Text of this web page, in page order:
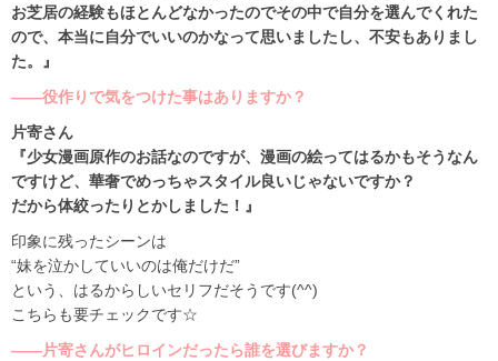
お芝居の経験もほとんどなかったのでその中で自分を選んでくれた
ので、本当に自分でいいのかなって思いましたし、不安もありまし
た。』
――役作りで気をつけた事はありますか？
片寄さん
『少女漫画原作のお話なのですが、漫画の絵ってはるかもそうなん
ですけど、華奢でめっちゃスタイル良いじゃないですか？
だから体絞ったりとかしました！』
印象に残ったシーンは
“妹を泣かしていいのは俺だけだ”
という、はるからしいセリフだそうです(^^)
こちらも要チェックです☆
――片寄さんがヒロインだったら誰を選びますか？